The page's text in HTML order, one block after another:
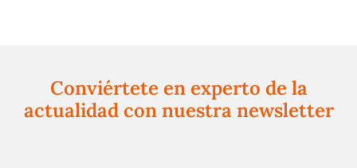
Conviértete en experto de la
actualidad con nuestra newsletter